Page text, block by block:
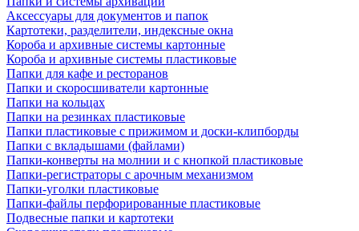
Аксессуары для документов и папок
Картотеки, разделители, индексные окна
Короба и архивные системы картонные
Короба и архивные системы пластиковые
Папки для кафе и ресторанов
Папки и скоросшиватели картонные
Папки на кольцах
Папки на резинках пластиковые
Папки пластиковые с прижимом и доски-клипборды
Папки с вкладышами (файлами)
Папки-конверты на молнии и с кнопкой пластиковые
Папки-регистраторы с арочным механизмом
Папки-уголки пластиковые
Папки-файлы перфорированные пластиковые
Подвесные папки и картотеки